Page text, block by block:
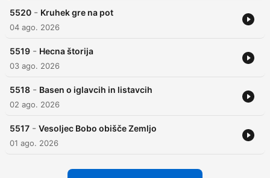
5520 - Kruhek gre na pot
04 ago. 2026
5519 - Hecna štorija
03 ago. 2026
5518 - Basen o iglavcih in listavcih
02 ago. 2026
5517 - Vesoljec Bobo obišče Zemljo
01 ago. 2026